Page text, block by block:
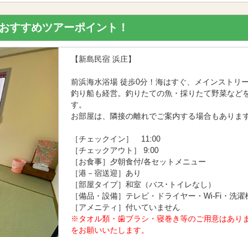
おすすめツアーポイント！
【新島民宿 浜庄】
前浜海水浴場 徒歩0分！海はすぐ、メインストリ
釣り船も経営。釣りたての魚・採りたて野菜など
す。
お部屋は、隣接の離れでご案内する場合もあります
［チェックイン］ 11:00
［チェックアウト］ 9:00
［お食事］夕朝食付/各セットメニュー
［港－宿送迎］あり
［部屋タイプ］和室（バス･トイレなし）
［備品・設備］テレビ・ドライヤー・Wi-Fi・洗濯
［アメニティ］付いていません
※タオル類・歯ブラシ・寝巻き等のご用意はあり
をお願いいたします。